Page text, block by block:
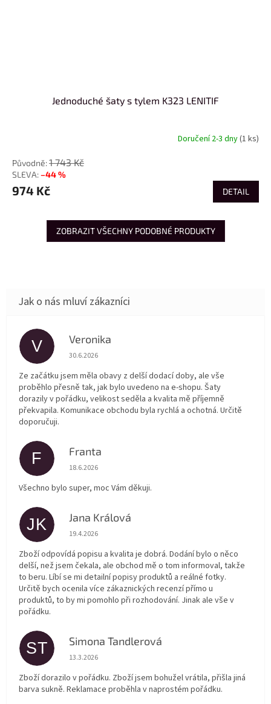
Jednoduché šaty s tylem K323 LENITIF
Doručení 2-3 dny(1 ks)
1 743 Kč
–44 %
974 Kč DETAIL
ZOBRAZIT VŠECHNY PODOBNÉ PRODUKTY
V Veronika
Hodnocení obchodu je 5 z 5 hvězdiček.
30.6.2026
Ze začátku jsem měla obavy z delší dodací doby, ale vše
proběhlo přesně tak, jak bylo uvedeno na e-shopu. Šaty
dorazily v pořádku, velikost seděla a kvalita mě příjemně
překvapila. Komunikace obchodu byla rychlá a ochotná. Určitě
doporučuji.
F Franta
Hodnocení obchodu je 5 z 5 hvězdiček.
18.6.2026
Všechno bylo super, moc Vám děkuji.
JK Jana Králová
Hodnocení obchodu je 5 z 5 hvězdiček.
19.4.2026
Zboží odpovídá popisu a kvalita je dobrá. Dodání bylo o něco
delší, než jsem čekala, ale obchod mě o tom informoval, takže
to beru. Líbí se mi detailní popisy produktů a reálné fotky.
Určitě bych ocenila více zákaznických recenzí přímo u
produktů, to by mi pomohlo při rozhodování. Jinak ale vše v
pořádku.
ST Simona Tandlerová
Hodnocení obchodu je 5 z 5 hvězdiček.
13.3.2026
Zboží dorazilo v pořádku. Zboží jsem bohužel vrátila, přišla jiná
barva sukně. Reklamace proběhla v naprostém pořádku.